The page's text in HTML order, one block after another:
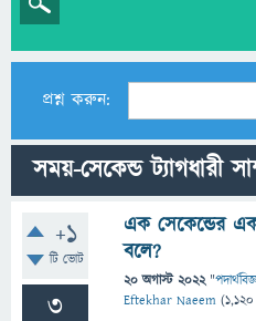
প্রশ্ন করুন:
সময়-সেকেন্ড ট্যাগধারী
+1
টি ভোট
3
এক সেকেন্ডের
বলে?
20 অগাস্ট 2022 "
Eftekhar Naeem (1,120